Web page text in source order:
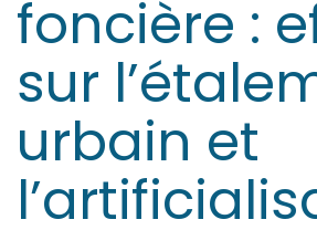
foncière :
sur
urbain et